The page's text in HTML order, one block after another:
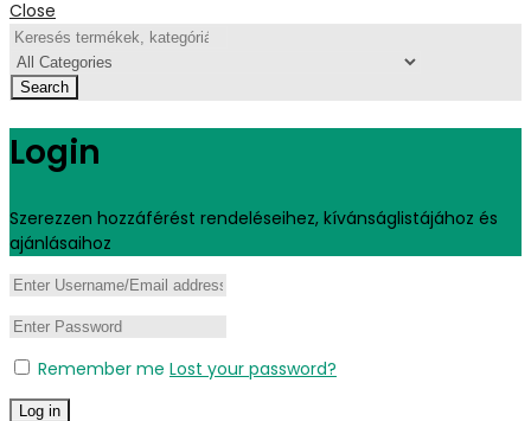
Close
Search
Login
Szerezzen hozzáférést rendeléseihez, kívánságlistájához és
ajánlásaihoz
Remember me Lost your password?
Log in